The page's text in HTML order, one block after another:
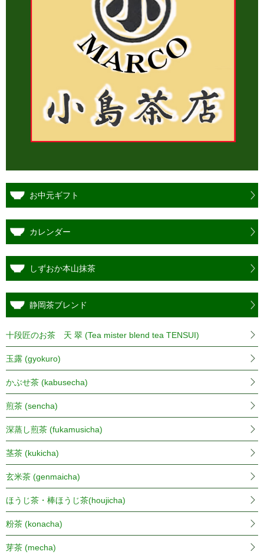
お中元ギフト
カレンダー
しずおか本山抹茶
静岡茶ブレンド
十段匠のお茶 天 翠 (Tea mister blend tea TENSUI)
玉露 (gyokuro)
かぶせ茶 (kabusecha)
煎茶 (sencha)
深蒸し煎茶 (fukamusicha)
茎茶 (kukicha)
玄米茶 (genmaicha)
ほうじ茶・棒ほうじ茶(houjicha)
粉茶 (konacha)
芽茶 (mecha)